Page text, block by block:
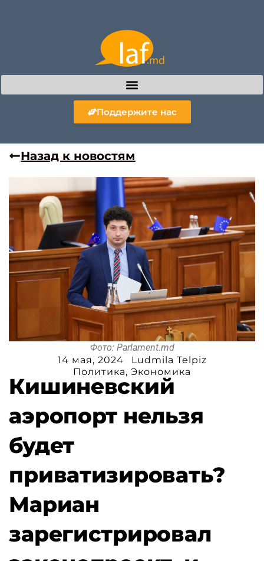
Поддержите нас
Назад к новостям
Фото: Parlament.md
14 мая, 2024
Ludmila Telpiz
Политика, Экономика
Кишиневский
аэропорт нельзя
будет
приватизировать?
Мариан
зарегистрировал